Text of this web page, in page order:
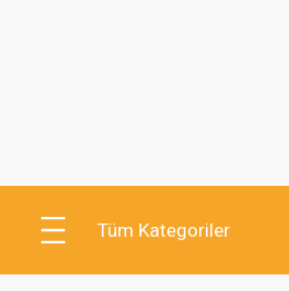
Tüm Kategoriler